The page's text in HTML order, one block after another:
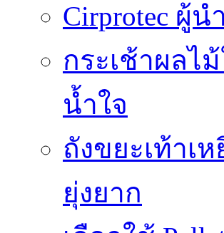
Cirprotec ผู้
กระเช้าผลไ
น้ำใจ
ถังขยะเท้าเ
ยุ่งยาก